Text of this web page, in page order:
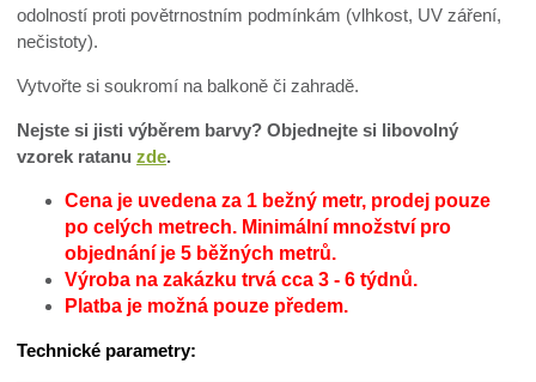
odolností proti povětrnostním podmínkám (vlhkost, UV záření,
nečistoty).
Vytvořte si soukromí na balkoně či zahradě.
Nejste si jisti výběrem barvy? Objednejte si libovolný
vzorek ratanuzde.
Cena je uvedena za 1 bežný metr, prodej pouze
po celých metrech. Minimální množství pro
objednání je 5 běžných metrů.
Výroba na zakázku trvá cca 3 - 6 týdnů.
Platba je možná pouze předem.
Technické parametry: